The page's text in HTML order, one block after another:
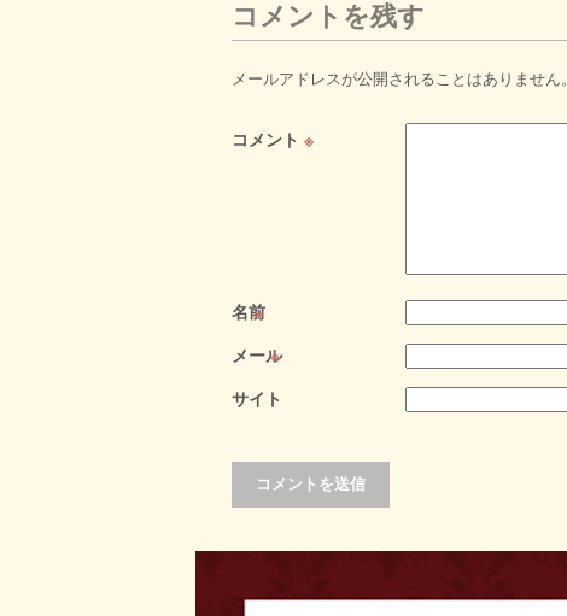
コメントを残す
メールアドレスが公開されることはありません。
コメント ※
名前
※
メール
※
サイト